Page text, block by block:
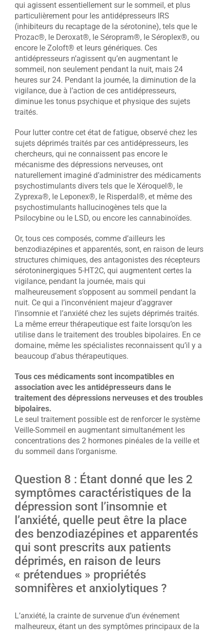
qui agissent essentiellement sur le sommeil, et plus
particulièrement pour les antidépresseurs IRS
(inhibiteurs du recaptage de la sérotonine), tels que le
Prozac®, le Deroxat®, le Séropram®, le Séroplex®, ou
encore le Zoloft® et leurs génériques. Ces
antidépresseurs n’agissent qu’en augmentant le
sommeil, non seulement pendant la nuit, mais 24
heures sur 24. Pendant la journée, la diminution de la
vigilance, due à l’action de ces antidépresseurs,
diminue les tonus psychique et physique des sujets
traités.
Pour lutter contre cet état de fatigue, observé chez les
sujets déprimés traités par ces antidépresseurs, les
chercheurs, qui ne connaissent pas encore le
mécanisme des dépressions nerveuses, ont
naturellement imaginé d’administrer des médicaments
psychostimulants divers tels que le Xéroquel®, le
Zyprexa®, le Leponex®, le Risperdal®, et même des
psychostimulants hallucinogènes tels que la
Psilocybine ou le LSD, ou encore les cannabinoïdes.
Or, tous ces composés, comme d’ailleurs les
benzodiazépines et apparentés, sont, en raison de leurs
structures chimiques, des antagonistes des récepteurs
sérotoninergiques 5-HT2C, qui augmentent certes la
vigilance, pendant la journée, mais qui
malheureusement s’opposent au sommeil pendant la
nuit. Ce qui a l’inconvénient majeur d’aggraver
l’insomnie et l’anxiété chez les sujets déprimés traités.
La même erreur thérapeutique est faite lorsqu’on les
utilise dans le traitement des troubles bipolaires. En ce
domaine, même les spécialistes reconnaissent qu’il y a
beaucoup d’abus thérapeutiques.
Tous ces médicaments sont incompatibles en
association avec les antidépresseurs dans le
traitement des dépressions nerveuses et des troubles
bipolaires.
Le seul traitement possible est de renforcer le système
Veille-Sommeil en augmentant simultanément les
concentrations des 2 hormones pinéales de la veille et
du sommeil dans l’organisme.
Question 8 : Étant donné que les 2
symptômes caractéristiques de la
dépression sont l’insomnie et
l’anxiété, quelle peut être la place
des benzodiazépines et apparentés
qui sont prescrits aux patients
déprimés, en raison de leurs
« prétendues » propriétés
somnifères et anxiolytiques ?
L’anxiété, la crainte de survenue d’un événement
malheureux, étant un des symptômes principaux de la